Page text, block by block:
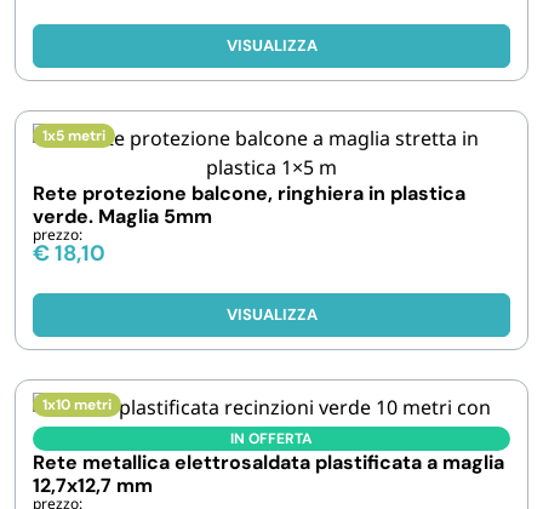
VISUALIZZA
1x5 metri
Rete protezione balcone, ringhiera in plastica
verde. Maglia 5mm
prezzo:
€18,10
VISUALIZZA
IN OFFERTA
1x10 metri
Rete metallica elettrosaldata plastificata a maglia
12,7x12,7 mm
prezzo: